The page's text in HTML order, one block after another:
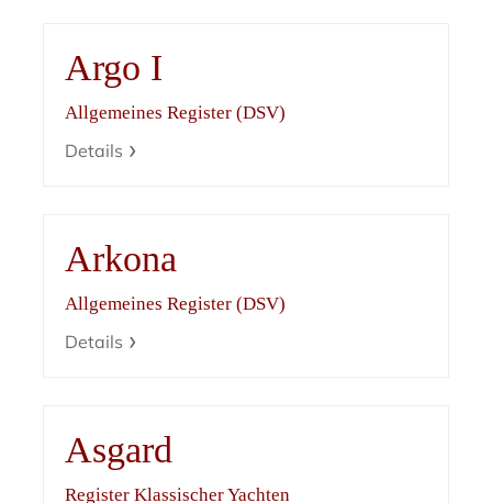
Argo I
Allgemeines Register (DSV)
Details
Arkona
Allgemeines Register (DSV)
Details
Asgard
Register Klassischer Yachten